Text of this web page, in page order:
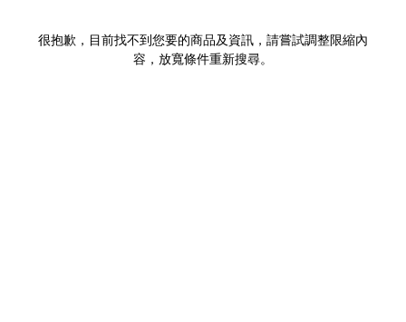
很抱歉，目前找不到您要的商品及資訊，請嘗試調整限縮內
容，放寬條件重新搜尋。